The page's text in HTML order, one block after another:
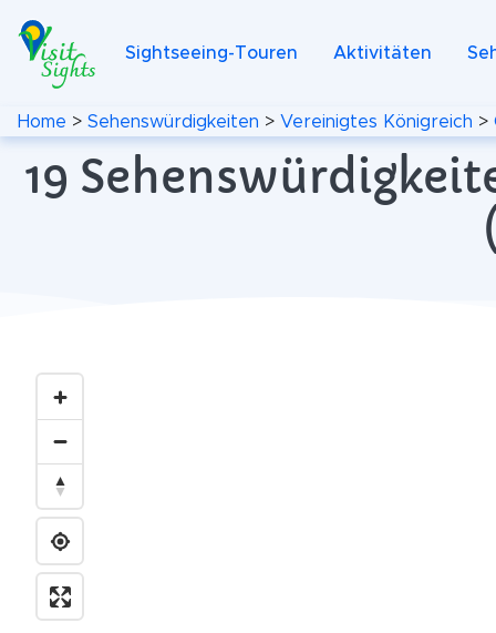
Sightseeing-Touren Aktivitäten
Home > Sehenswürdigkeiten > Vereinigtes Königreich >
19